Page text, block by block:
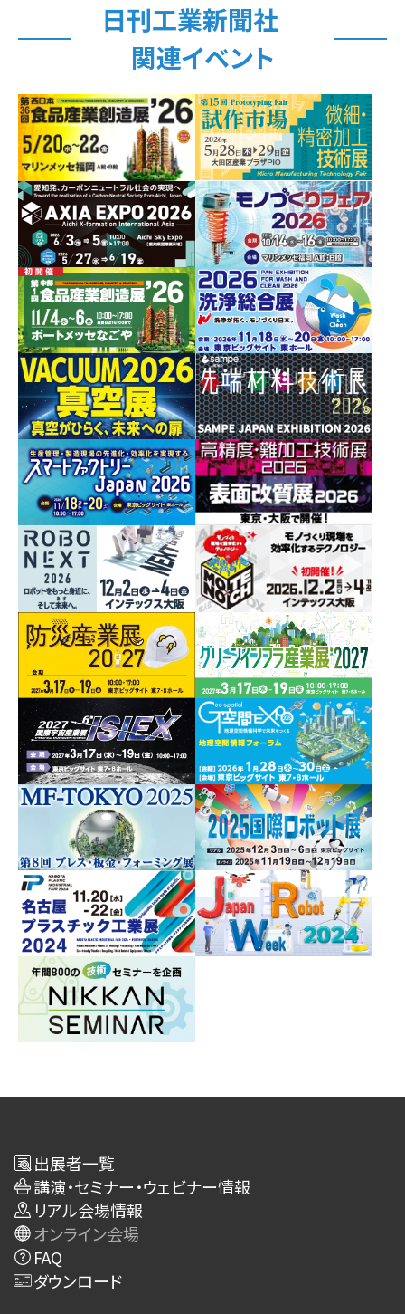
モノづくり日本会議、日刊工業新聞社（「TEAM
EXPO 2025」プログラム／共創パートナー）
後援
経済産業省、総務省、外務省、厚生労働省、
国土交通省、環境省、日本貿易振興機構、
中小企業基盤整備機構、新エネルギー・
産業技術総合開発機構、産業技術総合研究所、
大阪府、大阪市、東大阪市、堺市、尼崎市、
大阪産業局、日本商工会議所、大阪商工会議所、
東大阪商工会議所、堺商工会議所、
尼崎商工会議所、日本経済団体連合会、
関西経済連合会、関西経済同友会、
日本機械工業連合会、日本電気制御機器技術会、
日本工作機械工業会、大阪科学技術センター、
日本ロボットシステムインテグレータ協会、
新鋭経営会
協力
（公社）２０２５年日本国際博覧会協会
出展者はこちら
日刊工業新聞社
関連イベント
出展者一覧
講演・セミナー・ウェビナー情報
リアル会場情報
オンライン会場
FAQ
ダウンロード